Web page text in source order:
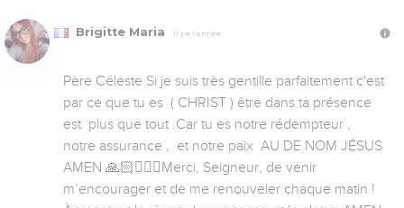
Brigitte Maria Il y a 1 année
Père Céleste Si je suis très gentille parfaitement c'est
par ce que tu es  ( CHRIST ) être dans ta présence
est  plus que tout .Car tu es notre rédempteur ,
notre assurance ,  et notre paix  AU DE NOM JÉSUS
AMEN 🙏🏻🙇🏻‍♀️Merci, Seigneur, de venir
m’encourager et de me renouveler chaque matin !